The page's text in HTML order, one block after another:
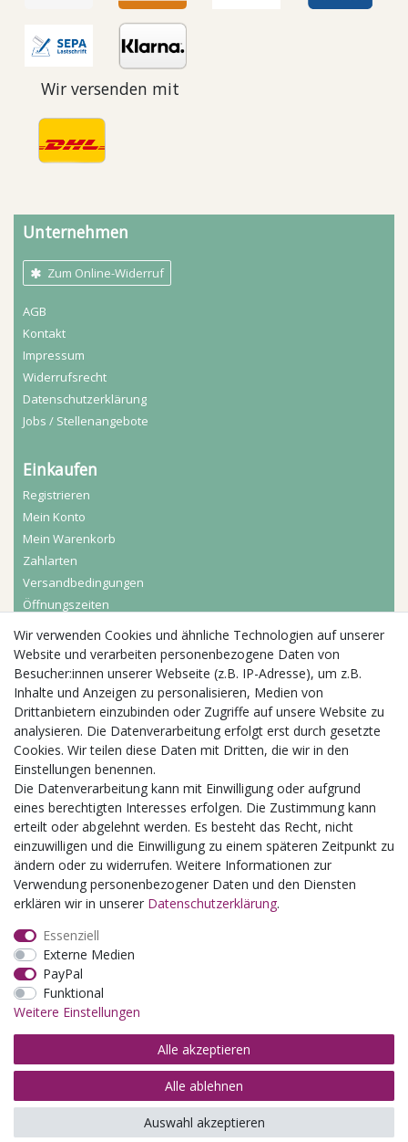
Wir versenden mit
Unternehmen
Zum Online-Widerruf
AGB
Kontakt
Impressum
Widerrufs­recht
Daten­schutz­erklärung
Jobs / Stellenangebote
Einkaufen
Registrieren
Mein Konto
Mein Warenkorb
Zahlarten
Versandbedingungen
Öffnungszeiten
Aktuelles
Busgruppen
Kindergeburtstage
Kindergartenausflug
Schulklassenausflug
Zwillingsrabatt
© Copyright 2026 | Alle Rechte vorbehalten.
Wir verwenden Cookies und ähnliche Technologien auf unserer
Website und verarbeiten personenbezogene Daten von
Besucher:innen unserer Webseite (z.B. IP-Adresse), um z.B.
Inhalte und Anzeigen zu personalisieren, Medien von
Drittanbietern einzubinden oder Zugriffe auf unsere Website zu
analysieren. Die Datenverarbeitung erfolgt erst durch gesetzte
Cookies. Wir teilen diese Daten mit Dritten, die wir in den
Einstellungen benennen.
Die Datenverarbeitung kann mit Einwilligung oder aufgrund
eines berechtigten Interesses erfolgen. Die Zustimmung kann
erteilt oder abgelehnt werden. Es besteht das Recht, nicht
einzuwilligen und die Einwilligung zu einem späteren Zeitpunkt zu
ändern oder zu widerrufen. Weitere Informationen zur
Verwendung personenbezogener Daten und den Diensten
erklären wir in unserer Daten­schutz­erklärung.
Essenziell
Externe Medien
PayPal
Funktional
Weitere Einstellungen
Alle akzeptieren
Alle ablehnen
Auswahl akzeptieren